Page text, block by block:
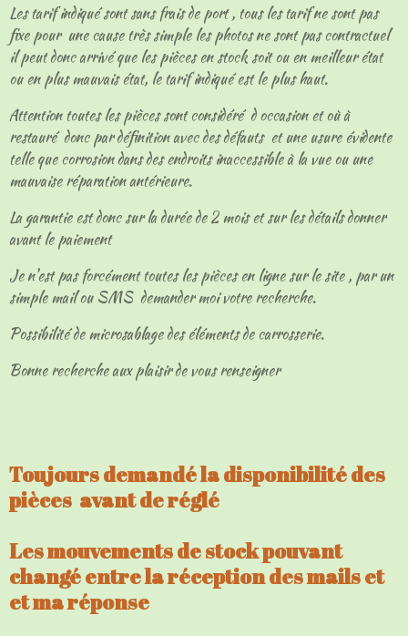
Les tarif indiqué sont sans frais de port , tous les tarif ne sont pas
fixe pour une cause très simple les photos ne sont pas contractuel
il peut donc arrivé que les pièces en stock soit ou en meilleur état
ou en plus mauvais état, le tarif indiqué est le plus haut.
Attention toutes les pièces sont considéré d occasion et où à
restauré donc par définition avec des défauts et une usure évidente
telle que corrosion dans des endroits inaccessible à la vue ou une
mauvaise réparation antérieure.
La garantie est donc sur la durée de 2 mois et sur les détails donner
avant le paiement
Je n'est pas forcément toutes les pièces en ligne sur le site , par un
simple mail ou SMS demander moi votre recherche.
Possibilité de microsablage des éléments de carrosserie.
Bonne recherche aux plaisir de vous renseigner
Toujours demandé la disponibilité des
pièces avant de réglé
Les mouvements de stock pouvant
changé entre la réception des mails et
et ma réponse